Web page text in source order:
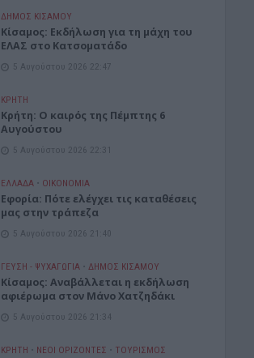
ΔΉΜΟΣ ΚΙΣΆΜΟΥ
Κίσαμος: Εκδήλωση για τη μάχη του
ΕΛΑΣ στο Κατσοματάδο
5 Αυγούστου 2026 22:47
ΚΡΗΤΗ
Κρήτη: Ο καιρός της Πέμπτης 6
Αυγούστου
5 Αυγούστου 2026 22:31
ΕΛΛΑΔΑ • ΟΙΚΟΝΟΜΙΑ
Εφορία: Πότε ελέγχει τις καταθέσεις
μας στην τράπεζα
5 Αυγούστου 2026 21:40
ΓΕΎΣΗ - ΨΥΧΑΓΩΓΊΑ • ΔΉΜΟΣ ΚΙΣΆΜΟΥ
Κίσαμος: Αναβάλλεται η εκδήλωση
αφιέρωμα στον Μάνο Χατζηδάκι
5 Αυγούστου 2026 21:34
ΚΡΗΤΗ • ΝΕΟΙ ΟΡΙΖΟΝΤΕΣ • ΤΟΥΡΙΣΜΟΣ